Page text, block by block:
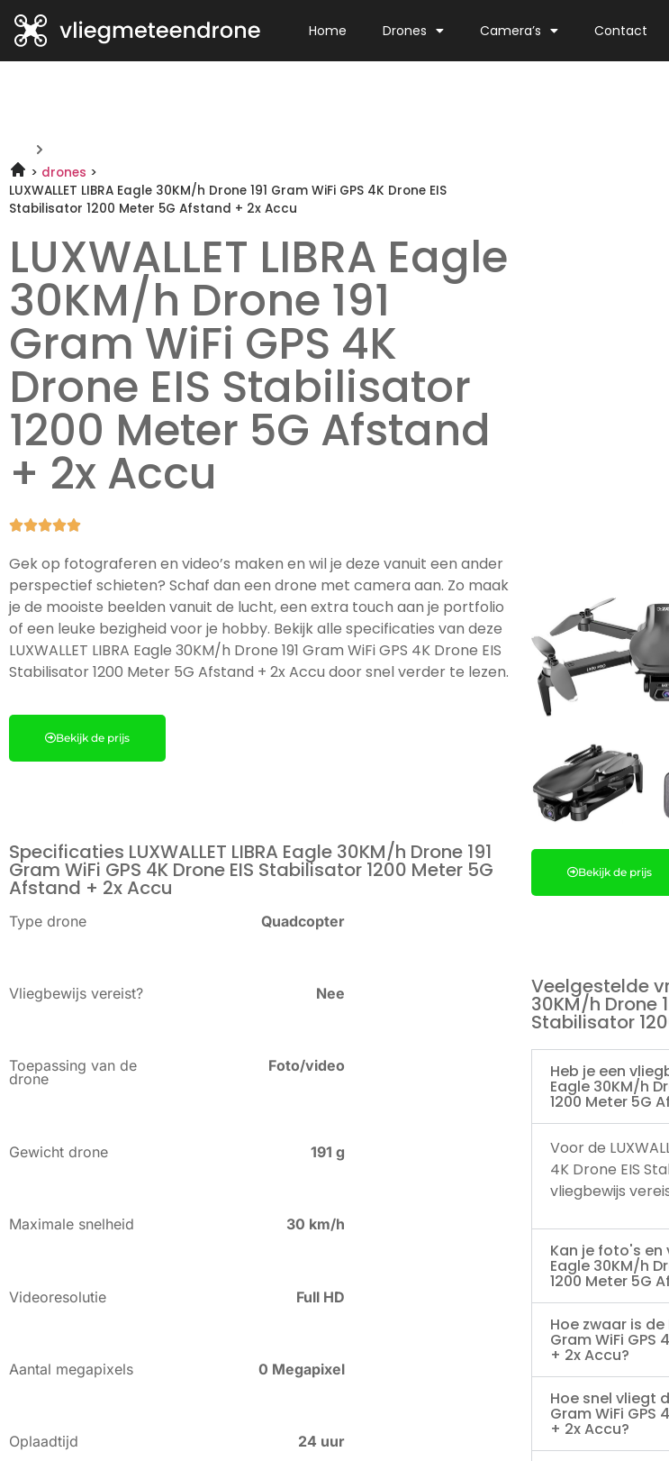
Home Drones Camera’s Contact
drones
LUXWALLET LIBRA Eagle 30KM/h Drone 191 Gram WiFi GPS 4K Drone EIS
Stabilisator 1200 Meter 5G Afstand + 2x Accu
LUXWALLET LIBRA Eagle
30KM/h Drone 191
Gram WiFi GPS 4K
Drone EIS Stabilisator
1200 Meter 5G Afstand
+ 2x Accu

Gek op fotograferen en video’s maken en wil je deze vanuit een ander
perspectief schieten? Schaf dan een drone met camera aan. Zo maak
je de mooiste beelden vanuit de lucht, een extra touch aan je portfolio
of een leuke bezigheid voor je hobby. Bekijk alle specificaties van deze
LUXWALLET LIBRA Eagle 30KM/h Drone 191 Gram WiFi GPS 4K Drone EIS
Stabilisator 1200 Meter 5G Afstand + 2x Accu door snel verder te lezen.
Bekijk de prijs
Specificaties LUXWALLET LIBRA Eagle 30KM/h Drone 191
Gram WiFi GPS 4K Drone EIS Stabilisator 1200 Meter 5G
Afstand + 2x Accu
Type drone Quadcopter
Vliegbewijs vereist? Nee
Toepassing van de
drone
Foto/video
Gewicht drone 191 g
Maximale snelheid 30 km/h
Videoresolutie Full HD
Aantal megapixels 0 Megapixel
Oplaadtijd 24 uur
Bekijk de prijs
Veelgestelde
30KM/h Drone
Stabilisator
Heb je een
Eagle 30KM/h
1200 Meter 5G
Voor de
4K Drone EIS
vliegbewijs
Kan je foto's en
Eagle 30KM/h
1200 Meter 5G
Hoe zwaar is de
Gram WiFi GPS
+ 2x Accu?
Hoe snel vliegt
Gram WiFi GPS
+ 2x Accu?